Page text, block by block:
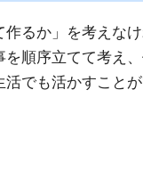
るか」を考えな
順序立てて考え
でも活かすこと